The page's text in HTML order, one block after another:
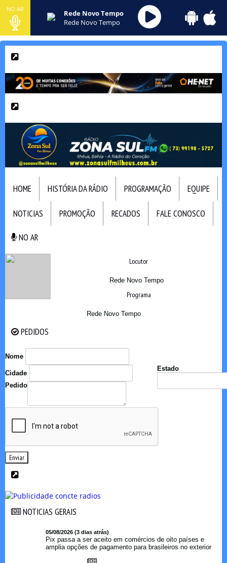
NO AR
Rede Novo Tempo
Rede Novo Tempo
HOME HISTÓRIA DA RÁDIO PROGRAMAÇÃO EQUIPE
NOTICIAS PROMOÇÃO RECADOS FALE CONOSCO
NO AR
Locutor
Rede Novo Tempo
Programa
Rede Novo Tempo
PEDIDOS
Nome
Cidade
Estado
Pedido
Enviar
NOTICIAS GERAIS
05/08/2026 (3 dias atrás)
Pix passa a ser aceito em comércios de oito países e
amplia opções de pagamento para brasileiros no exterior